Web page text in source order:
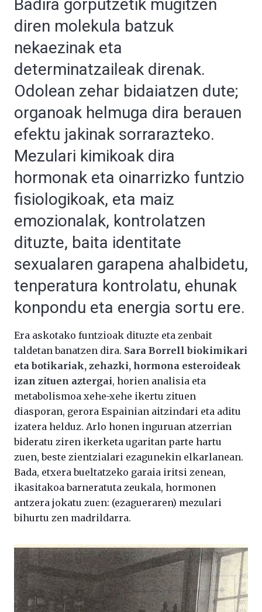
Badira gorputzetik mugitzen
diren molekula batzuk
nekaezinak eta
determinatzaileak direnak.
Odolean zehar bidaiatzen dute;
organoak helmuga dira berauen
efektu jakinak sorrarazteko.
Mezulari kimikoak dira
hormonak eta oinarrizko funtzio
fisiologikoak, eta maiz
emozionalak, kontrolatzen
dituzte, baita identitate
sexualaren garapena ahalbidetu,
tenperatura kontrolatu, ehunak
konpondu eta energia sortu ere.
Era askotako funtzioak dituzte eta zenbait
taldetan banatzen dira. Sara Borrell biokimikari
eta botikariak, zehazki, hormona esteroideak
izan zituen aztergai, horien analisia eta
metabolismoa xehe-xehe ikertu zituen
diasporan, gerora Espainian aitzindari eta aditu
izatera helduz. Arlo honen inguruan atzerrian
bideratu ziren ikerketa ugaritan parte hartu
zuen, beste zientzialari ezagunekin elkarlanean.
Bada, etxera bueltatzeko garaia iritsi zenean,
ikasitakoa barneratuta zeukala, hormonen
antzera jokatu zuen: (ezagueraren) mezulari
bihurtu zen madrildarra.